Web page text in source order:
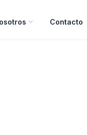
Contacto